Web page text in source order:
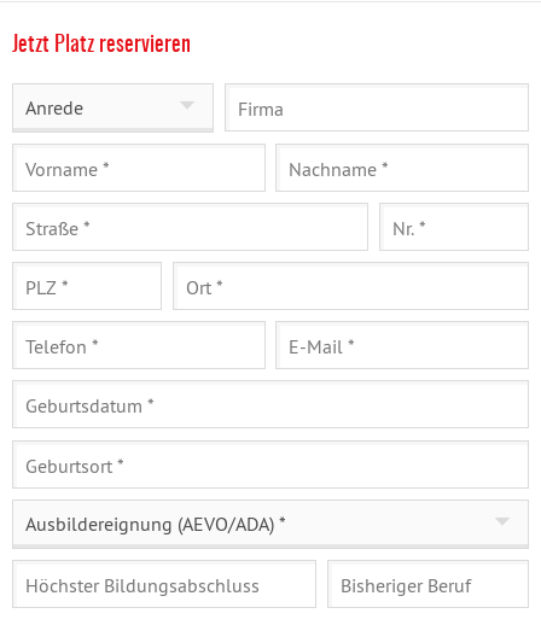
Jetzt Platz reservieren
Anrede
Ausbildereignung (AEVO/ADA) *